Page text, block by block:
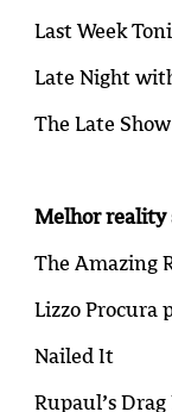
Last Week
Late Night
The Late
Melhor reality
The Amazing
Lizzo Procura
Nailed It
Rupaul’s Drag